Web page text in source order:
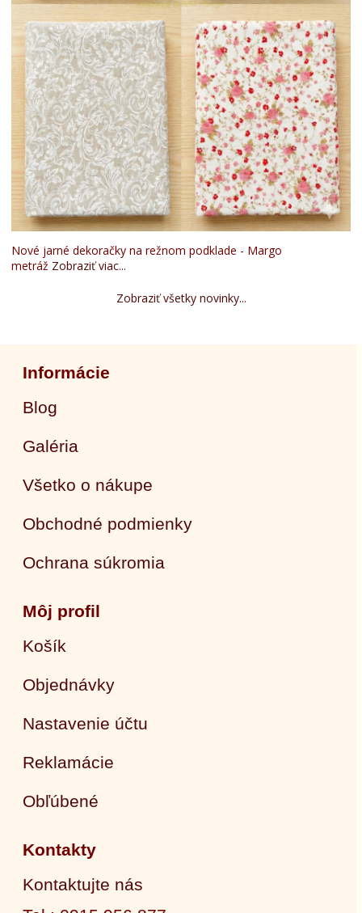
Nové jarné dekoračky na režnom podklade - Margo
metráž Zobraziť viac...
Zobraziť všetky novinky...
Informácie
Blog
Galéria
Všetko o nákupe
Obchodné podmienky
Ochrana súkromia
Môj profil
Košík
Objednávky
Nastavenie účtu
Reklamácie
Obľúbené
Kontakty
Kontaktujte nás